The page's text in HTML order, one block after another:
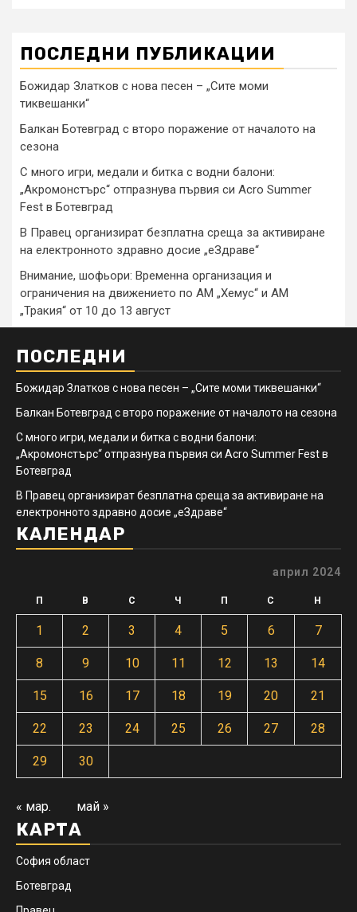
ПОСЛЕДНИ ПУБЛИКАЦИИ
Божидар Златков с нова песен – „Сите моми
тиквешанки“
Балкан Ботевград с второ поражение от началото на
сезона
С много игри, медали и битка с водни балони:
„Акромонстърс“ отпразнува първия си Acro Summer
Fest в Ботевград
В Правец организират безплатна среща за активиране
на електронното здравно досие „еЗдраве“
Внимание, шофьори: Временна организация и
ограничения на движението по АМ „Хемус“ и АМ
„Тракия“ от 10 до 13 август
ПОСЛЕДНИ
Божидар Златков с нова песен – „Сите моми тиквешанки“
Балкан Ботевград с второ поражение от началото на сезона
С много игри, медали и битка с водни балони:
„Акромонстърс“ отпразнува първия си Acro Summer Fest в
Ботевград
В Правец организират безплатна среща за активиране на
електронното здравно досие „еЗдраве“
КАЛЕНДАР
април 2024
П В С Ч П С Н
1 2 3 4 5 6 7
8 9 10 11 12 13 14
15 16 17 18 19 20 21
22 23 24 25 26 27 28
29 30
« мар. май »
КАРТА
София област
Ботевград